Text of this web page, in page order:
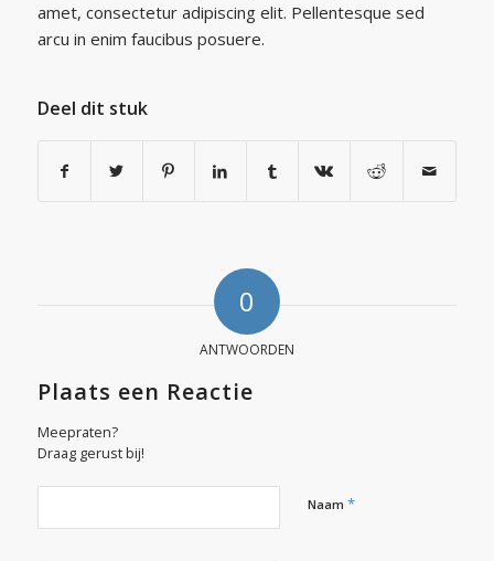
amet, consectetur adipiscing elit. Pellentesque sed
arcu in enim faucibus posuere.
Deel dit stuk
0
ANTWOORDEN
Plaats een Reactie
Meepraten?
Draag gerust bij!
Naam *